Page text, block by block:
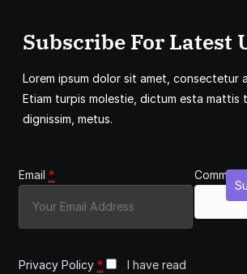
Subscribe For Latest
Lorem ipsum dolor sit amet, consectetur
Etiam turpis molestie, dictum esta mattis
dignissim, metus.
Email *
Privacy Policy *
I have read
Comment